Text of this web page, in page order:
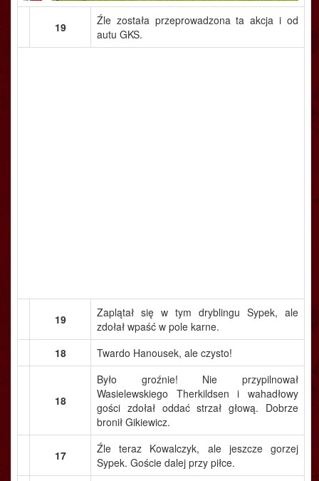
19
Źle została przeprowadzona ta akcja i od
autu GKS.
19
Zaplątał się w tym dryblingu Sypek, ale
zdołał wpaść w pole karne.
18
Twardo Hanousek, ale czysto!
18
Było groźnie! Nie przypilnował
Wasielewskiego Therkildsen i wahadłowy
gości zdołał oddać strzał głową. Dobrze
bronił Gikiewicz.
17
Źle teraz Kowalczyk, ale jeszcze gorzej
Sypek. Goście dalej przy piłce.